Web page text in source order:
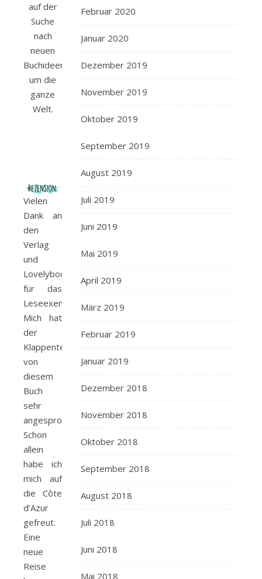
auf der
Suche
nach
neuen
Buchideen
um die
ganze
Welt.
Vielen
Dank an
den
Verlag
und
Lovelybooks
für das
Leseexemplar.
Mich hat
der
Klappentext
von
diesem
Buch
sehr
angesprochen.
Schon
allein
habe ich
mich auf
die Côte
d’Azur
gefreut.
Eine
neue
Reise
Februar 2020
Januar 2020
Dezember 2019
November 2019
Oktober 2019
September 2019
August 2019
Juli 2019
Juni 2019
Mai 2019
April 2019
März 2019
Februar 2019
Januar 2019
Dezember 2018
November 2018
Oktober 2018
September 2018
August 2018
Juli 2018
Juni 2018
Mai 2018